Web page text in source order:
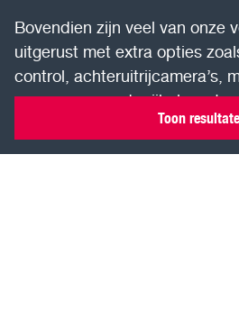
Toon
Bovendien zijn veel van onze
uitgerust met extra opties
control, achteruitrijcamera’s,
en geavanceerde
voorbereid op elke rit, elke